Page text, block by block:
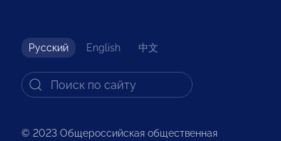
Русский English 中文
© 2023 Общероссийская общественная